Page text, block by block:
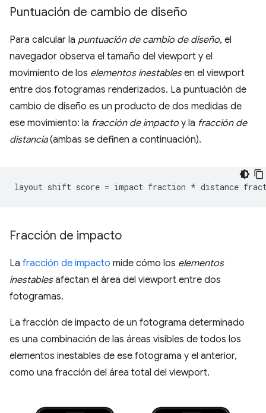
Puntuación de cambio de diseño
Para calcular la puntuación de cambio de diseño, el
navegador observa el tamaño del viewport y el
movimiento de los elementos inestablesen el viewport
entre dos fotogramas renderizados. La puntuación de
cambio de diseño es un producto de dos medidas de
ese movimiento: la fracción de impacto y la fracción de
distancia(ambas se definen a continuación).
Fracción de impacto
La fracción de impacto mide cómo los elementos
inestablesafectan el área del viewport entre dos
fotogramas.
La fracción de impacto de un fotograma determinado
es una combinación de las áreas visibles de todos los
elementos inestables de ese fotograma y el anterior,
como una fracción del área total del viewport.